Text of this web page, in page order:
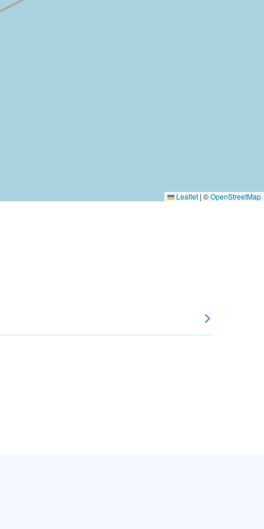
Leaflet | ©OpenStreetMap